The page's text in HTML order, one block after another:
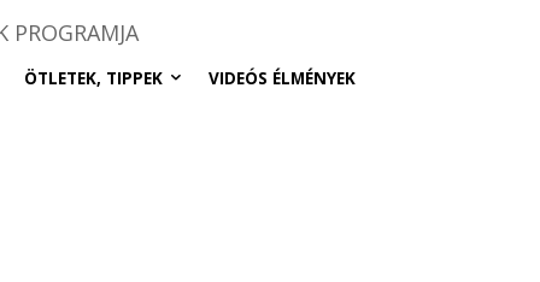
ÖTLETEK, TIPPEK VIDEÓS ÉLMÉNYEK